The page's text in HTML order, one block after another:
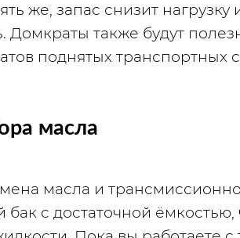
же, запас снизит нагрузку
Домкраты также будут
поднятых транспортных
масла
масла и
бак с достаточной ёмкостью,